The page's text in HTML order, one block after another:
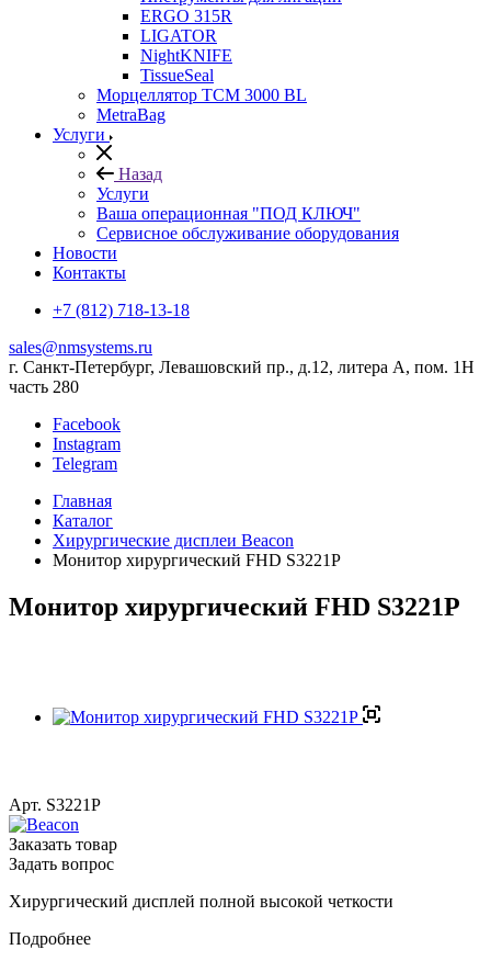
ERGO 315R
LIGATOR
NightKNIFE
TissueSeal
Морцеллятор ТСМ 3000 BL
MetraBag
Услуги
Назад
Услуги
Ваша операционная "ПОД КЛЮЧ"
Сервисное обслуживание оборудования
Новости
Контакты
+7 (812) 718-13-18
sales@nmsystems.ru
г. Санкт-Петербург, Левашовский пр., д.12, литера А, пом. 1Н
часть 280
Facebook
Instagram
Telegram
Главная
Каталог
Хирургические дисплеи Beacon
Монитор хирургический FHD S3221P
Монитор хирургический FHD S3221P
Арт. S3221P
Заказать товар
Задать вопрос
Хирургический дисплей полной высокой четкости
Подробнее